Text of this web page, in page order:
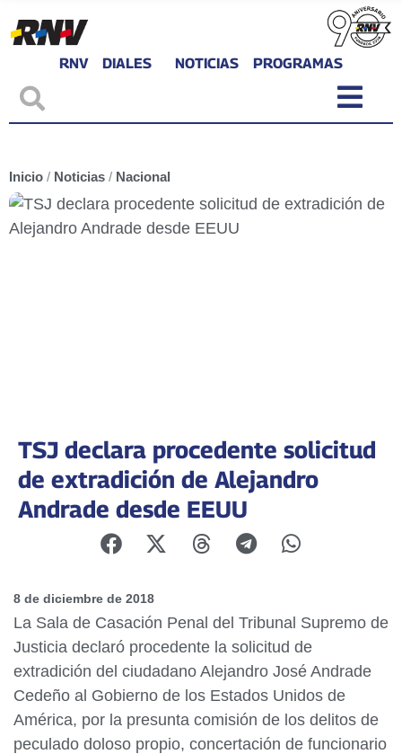
RNV DIALES NOTICIAS PROGRAMAS
Inicio / Noticias / Nacional
TSJ declara procedente solicitud
de extradición de Alejandro
Andrade desde EEUU
8 de diciembre de 2018
La Sala de Casación Penal del Tribunal Supremo de
Justicia declaró procedente la solicitud de
extradición del ciudadano Alejandro José Andrade
Cedeño al Gobierno de los Estados Unidos de
América, por la presunta comisión de los delitos de
peculado doloso propio, concertación de funcionario